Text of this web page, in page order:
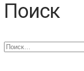
Поиск
Найти: